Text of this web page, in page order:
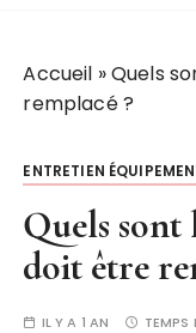
Accueil »Quels
remplacé ?
ENTRETIEN
Quels sont
doit être
IL Y A 1 AN TEMPS